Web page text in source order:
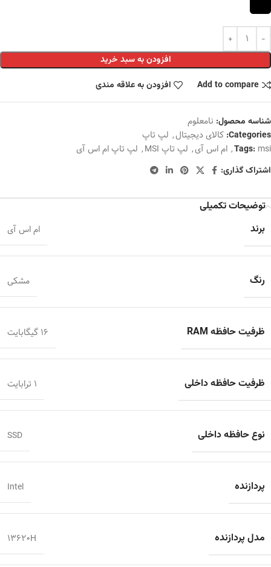
افزودن به سبد خرید
Add to compare
افزودن به علاقه مندی
شناسه محصول: نامعلوم
Categories: کالای دیجیتال, لپ تاپ
Tags: msi
, ام اس آی, لپ تاپ MSI , لپ تاپ ام اس آی
اشتراک گذاری:
توضیحات تکمیلی
برند
ام اس آی
رنگ مشکی
ظرفیت حافظه RAM 16 گیگابایت
ظرفیت حافظه داخلی 1 ترابایت
نوع حافظه داخلی SSD
پردازنده Intel
مدل پردازنده 13620H